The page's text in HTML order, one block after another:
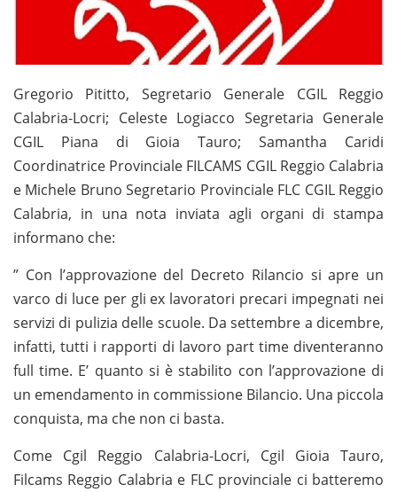
Gregorio Pititto, Segretario Generale CGIL Reggio
Calabria-Locri; Celeste Logiacco Segretaria Generale
CGIL Piana di Gioia Tauro; Samantha Caridi
Coordinatrice Provinciale FILCAMS CGIL Reggio Calabria
e Michele Bruno Segretario Provinciale FLC CGIL Reggio
Calabria, in una nota inviata agli organi di stampa
informano che:
” Con l’approvazione del Decreto Rilancio si apre un
varco di luce per gli ex lavoratori precari impegnati nei
servizi di pulizia delle scuole. Da settembre a dicembre,
infatti, tutti i rapporti di lavoro part time diventeranno
full time. E’ quanto si è stabilito con l’approvazione di
un emendamento in commissione Bilancio. Una piccola
conquista, ma che non ci basta.
Come Cgil Reggio Calabria-Locri, Cgil Gioia Tauro,
Filcams Reggio Calabria e FLC provinciale ci batteremo